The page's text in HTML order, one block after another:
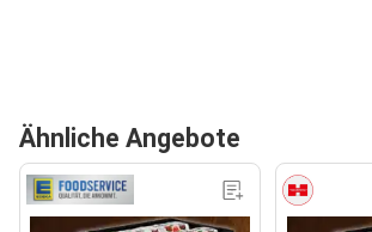
Ähnliche Angebote